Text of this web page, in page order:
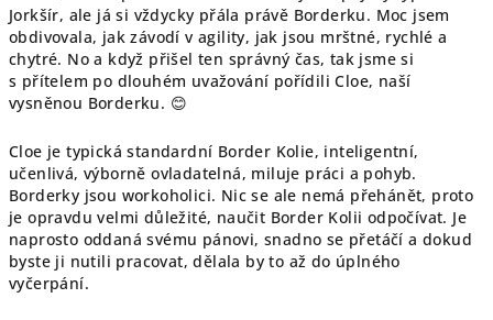
Jorkšír, ale já si vždycky přála právě Borderku. Moc jsem
obdivovala, jak závodí v agility, jak jsou mrštné, rychlé a
chytré. No a když přišel ten správný čas, tak jsme si
s přítelem po dlouhém uvažování pořídili Cloe, naší
vysněnou Borderku. 😊
Cloe je typická standardní Border Kolie, inteligentní,
učenlivá, výborně ovladatelná, miluje práci a pohyb.
Borderky jsou workoholici. Nic se ale nemá přehánět, proto
je opravdu velmi důležité, naučit Border Kolii odpočívat. Je
naprosto oddaná svému pánovi, snadno se přetáčí a dokud
byste ji nutili pracovat, dělala by to až do úplného
vyčerpání.